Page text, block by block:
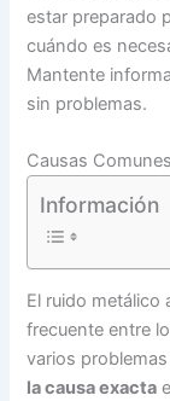
estar preparado
cuándo es
Mantente
sin problemas.
Causas
Información
El ruido metálico
frecuente entre
varios
la causa exacta